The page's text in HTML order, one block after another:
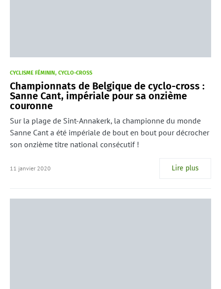
CYCLISME FÉMININ CYCLO-CROSS
Championnats de Belgique de cyclo-cross :
Sanne Cant, impériale pour sa onzième
couronne
Sur la plage de Sint-Annakerk, la championne du monde
Sanne Cant a été impériale de bout en bout pour décrocher
son onzième titre national consécutif !
11 janvier 2020 Lire plus